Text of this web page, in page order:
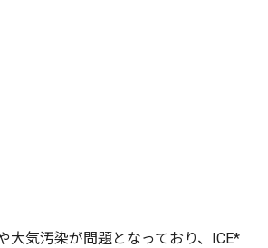
大気汚染が問題となっており、ICE*